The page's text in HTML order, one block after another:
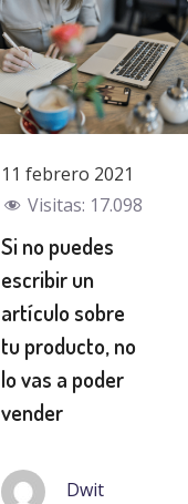
11 febrero 2021
Visitas: 17.098
Si no puedes
escribir un
artículo sobre
tu producto, no
lo vas a poder
vender
Dwit